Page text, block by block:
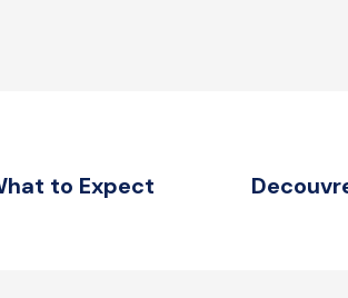
to Expect